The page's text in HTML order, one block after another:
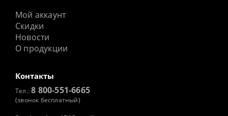
Мой аккаунт
Скидки
Новости
О продукции
Контакты
Тел.:8 800-551-6665
(звонок бесплатный)